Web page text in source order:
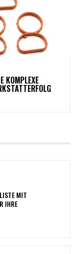
KOMPLEXE
MIT
IHRE